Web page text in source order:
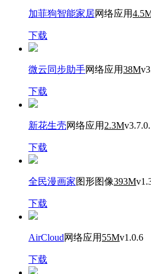
加菲狗智能家居网络应用
下载
微云同步助手网络应用38M
下载
新花生壳网络应用 2.3M
下载
全民漫画家图形图像393M
下载
AirCloud网络应用 55Mv1.0.6
下载